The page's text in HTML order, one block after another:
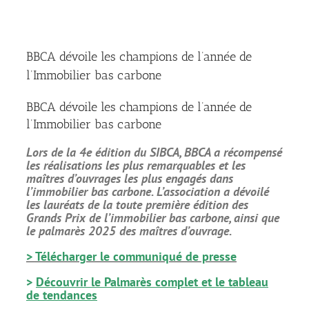
BBCA dévoile les champions de l’année de
l’Immobilier bas carbone
BBCA dévoile les champions de l’année de
l’Immobilier bas carbone
Lors de la 4e édition du SIBCA, BBCA a récompensé
les réalisations les plus remarquables et les
maîtres d’ouvrages les plus engagés dans
l’immobilier bas carbone. L’association a dévoilé
les lauréats de la toute première édition des
Grands Prix de l’immobilier bas carbone, ainsi que
le palmarès 2025 des maîtres d’ouvrage.
>Télécharger le communiqué de presse
> Découvrir le Palmarès complet et le tableau
de tendances